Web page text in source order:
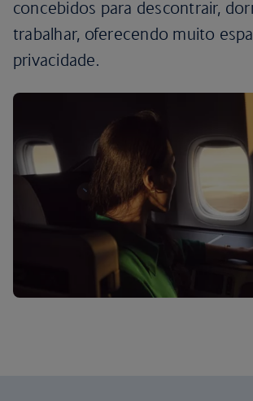
concebidos para descontrair,
trabalhar, oferecendo muito
privacidade.